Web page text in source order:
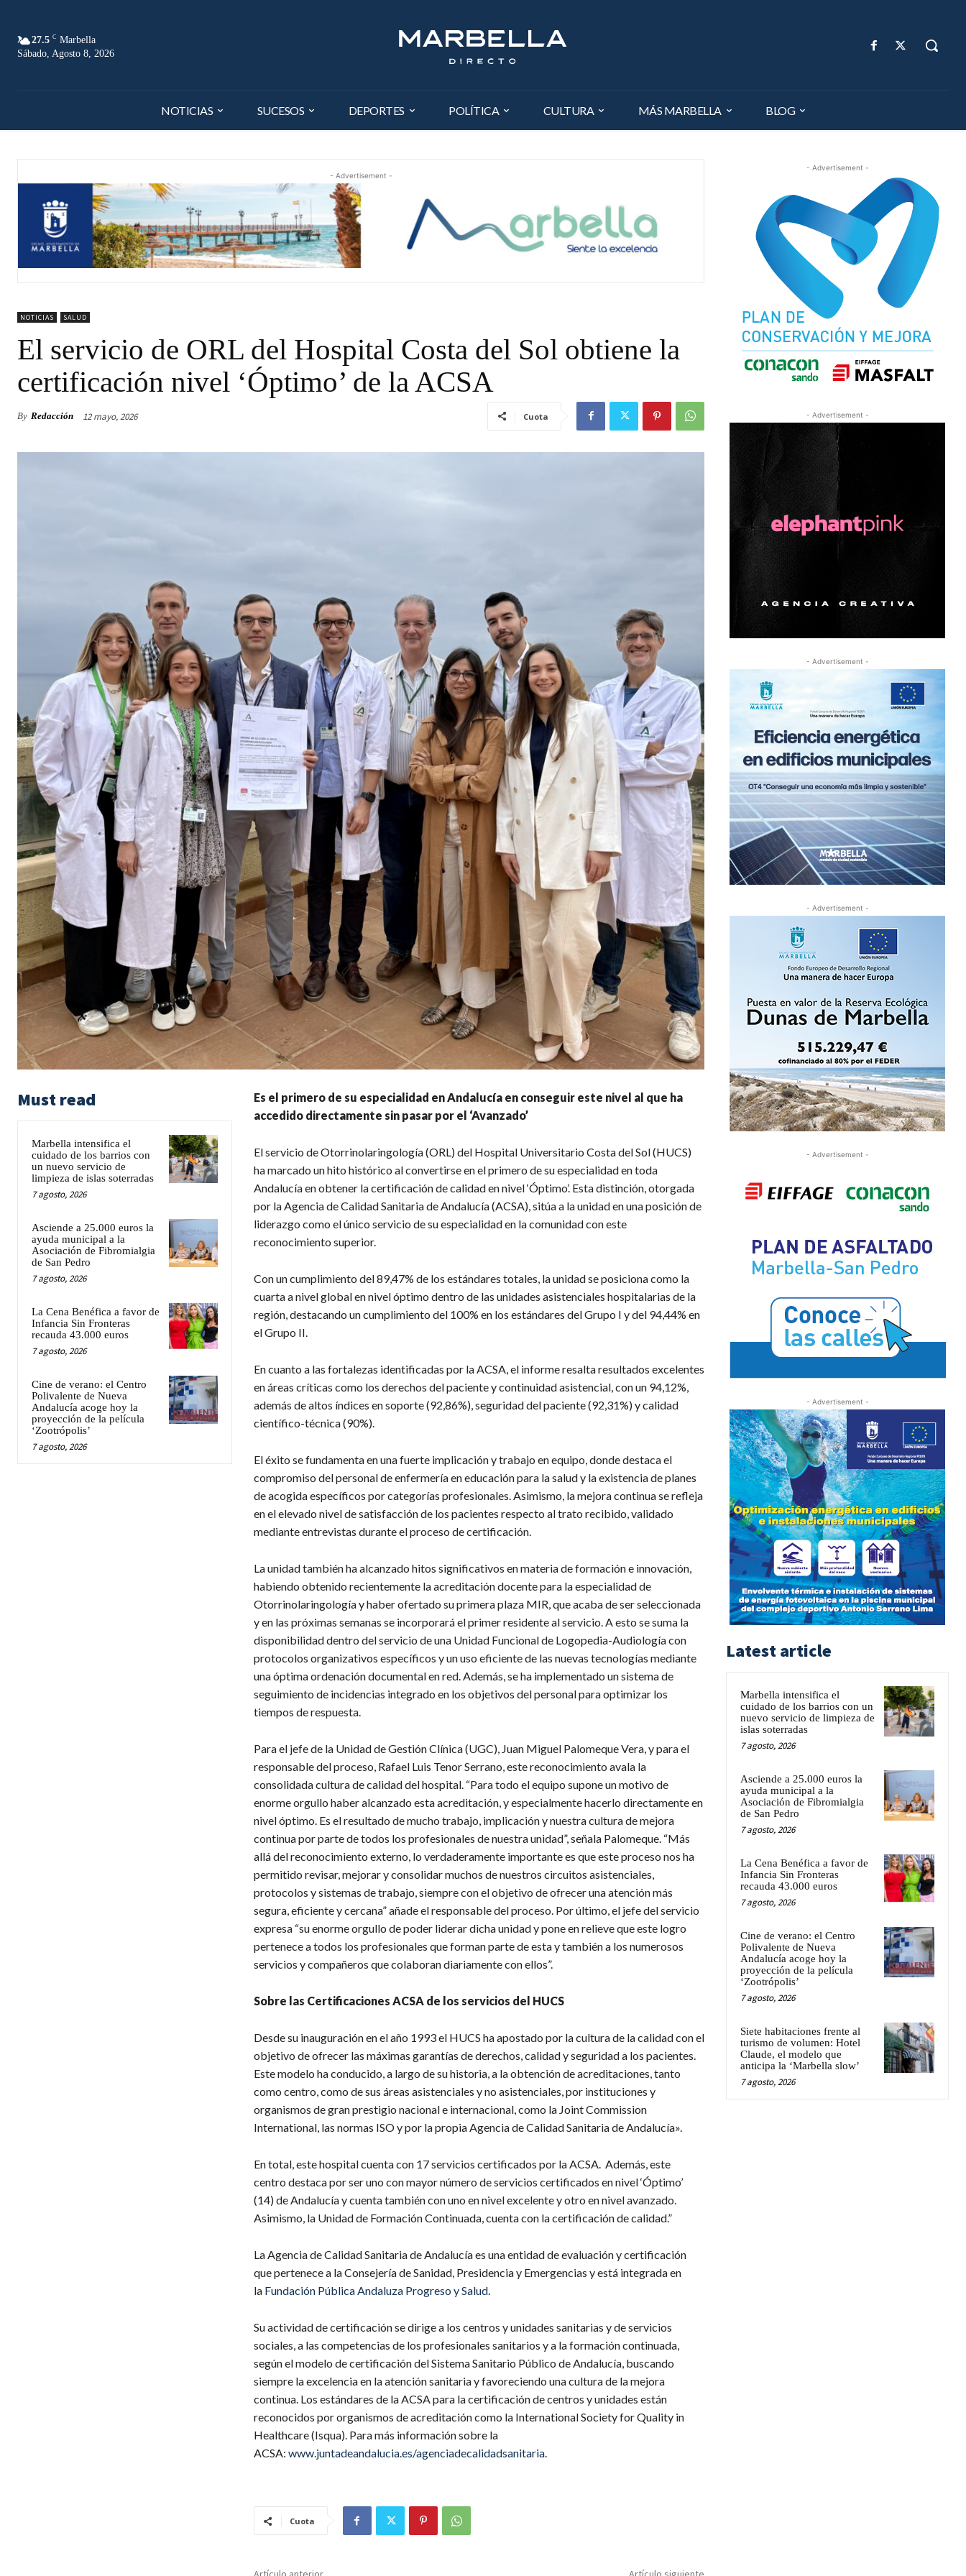
27.5 C Marbella
Sábado, Agosto 8, 2026
NOTICIAS SUCESOS DEPORTES POLÍTICA CULTURA MÁS MARBELLA BLOG
- Advertisement -
NOTICIAS SALUD
El servicio de ORL del Hospital Costa del Sol obtiene la
certificación nivel ‘Óptimo’ de la ACSA
By Redacción 12 mayo, 2026 Cuota
Must read
Marbella intensifica el
cuidado de los barrios con
un nuevo servicio de
limpieza de islas soterradas
7 agosto, 2026
Asciende a 25.000 euros la
ayuda municipal a la
Asociación de Fibromialgia
de San Pedro
7 agosto, 2026
La Cena Benéfica a favor de
Infancia Sin Fronteras
recauda 43.000 euros
7 agosto, 2026
Cine de verano: el Centro
Polivalente de Nueva
Andalucía acoge hoy la
proyección de la película
‘Zootrópolis’
7 agosto, 2026
Es el primero de su especialidad en Andalucía en conseguir este nivel al que ha
accedido directamente sin pasar por el ‘Avanzado’
El servicio de Otorrinolaringología (ORL) del Hospital Universitario Costa del Sol (HUCS)
ha marcado un hito histórico al convertirse en el primero de su especialidad en toda
Andalucía en obtener la certificación de calidad en nivel ‘Óptimo’. Esta distinción, otorgada
por la Agencia de Calidad Sanitaria de Andalucía (ACSA), sitúa a la unidad en una posición de
liderazgo como el único servicio de su especialidad en la comunidad con este
reconocimiento superior.
Con un cumplimiento del 89,47% de los estándares totales, la unidad se posiciona como la
cuarta a nivel global en nivel óptimo dentro de las unidades asistenciales hospitalarias de la
región, destacando un cumplimiento del 100% en los estándares del Grupo I y del 94,44% en
el Grupo II.
En cuanto a las fortalezas identificadas por la ACSA, el informe resalta resultados excelentes
en áreas críticas como los derechos del paciente y continuidad asistencial, con un 94,12%,
además de altos índices en soporte (92,86%), seguridad del paciente (92,31%) y calidad
científico-técnica (90%).
El éxito se fundamenta en una fuerte implicación y trabajo en equipo, donde destaca el
compromiso del personal de enfermería en educación para la salud y la existencia de planes
de acogida específicos por categorías profesionales. Asimismo, la mejora continua se refleja
en el elevado nivel de satisfacción de los pacientes respecto al trato recibido, validado
mediante entrevistas durante el proceso de certificación.
La unidad también ha alcanzado hitos significativos en materia de formación e innovación,
habiendo obtenido recientemente la acreditación docente para la especialidad de
Otorrinolaringología y haber ofertado su primera plaza MIR, que acaba de ser seleccionada
y en las próximas semanas se incorporará el primer residente al servicio. A esto se suma la
disponibilidad dentro del servicio de una Unidad Funcional de Logopedia-Audiología con
protocolos organizativos específicos y un uso eficiente de las nuevas tecnologías mediante
una óptima ordenación documental en red. Además, se ha implementado un sistema de
seguimiento de incidencias integrado en los objetivos del personal para optimizar los
tiempos de respuesta.
Para el jefe de la Unidad de Gestión Clínica (UGC), Juan Miguel Palomeque Vera, y para el
responsable del proceso, Rafael Luis Tenor Serrano, este reconocimiento avala la
consolidada cultura de calidad del hospital. “Para todo el equipo supone un motivo de
enorme orgullo haber alcanzado esta acreditación, y especialmente hacerlo directamente en
nivel óptimo. Es el resultado de mucho trabajo, implicación y nuestra cultura de mejora
continua por parte de todos los profesionales de nuestra unidad”, señala Palomeque. “Más
allá del reconocimiento externo, lo verdaderamente importante es que este proceso nos ha
permitido revisar, mejorar y consolidar muchos de nuestros circuitos asistenciales,
protocolos y sistemas de trabajo, siempre con el objetivo de ofrecer una atención más
segura, eficiente y cercana” añade el responsable del proceso. Por último, el jefe del servicio
expresa “su enorme orgullo de poder liderar dicha unidad y pone en relieve que este logro
pertenece a todos los profesionales que forman parte de esta y también a los numerosos
servicios y compañeros que colaboran diariamente con ellos”.
Sobre las Certificaciones ACSA de los servicios del HUCS
Desde su inauguración en el año 1993 el HUCS ha apostado por la cultura de la calidad con el
objetivo de ofrecer las máximas garantías de derechos, calidad y seguridad a los pacientes.
Este modelo ha conducido, a largo de su historia, a la obtención de acreditaciones, tanto
como centro, como de sus áreas asistenciales y no asistenciales, por instituciones y
organismos de gran prestigio nacional e internacional, como la Joint Commission
International, las normas ISO y por la propia Agencia de Calidad Sanitaria de Andalucía».
En total, este hospital cuenta con 17 servicios certificados por la ACSA. Además, este
centro destaca por ser uno con mayor número de servicios certificados en nivel ‘Óptimo’
(14) de Andalucía y cuenta también con uno en nivel excelente y otro en nivel avanzado.
Asimismo, la Unidad de Formación Continuada, cuenta con la certificación de calidad.”
La Agencia de Calidad Sanitaria de Andalucía es una entidad de evaluación y certificación
que pertenece a la Consejería de Sanidad, Presidencia y Emergencias y está integrada en
la Fundación Pública Andaluza Progreso y Salud.
Su actividad de certificación se dirige a los centros y unidades sanitarias y de servicios
sociales, a las competencias de los profesionales sanitarios y a la formación continuada,
según el modelo de certificación del Sistema Sanitario Público de Andalucía, buscando
siempre la excelencia en la atención sanitaria y favoreciendo una cultura de la mejora
continua. Los estándares de la ACSA para la certificación de centros y unidades están
reconocidos por organismos de acreditación como la International Society for Quality in
Healthcare (Isqua). Para más información sobre la
ACSA: www.juntadeandalucia.es/agenciadecalidadsanitaria.
Cuota
- Advertisement -
- Advertisement -
- Advertisement -
- Advertisement -
- Advertisement -
- Advertisement -
Latest article
Marbella intensifica el
cuidado de los barrios con un
nuevo servicio de limpieza de
islas soterradas
7 agosto, 2026
Asciende a 25.000 euros la
ayuda municipal a la
Asociación de Fibromialgia
de San Pedro
7 agosto, 2026
La Cena Benéfica a favor de
Infancia Sin Fronteras
recauda 43.000 euros
7 agosto, 2026
Cine de verano: el Centro
Polivalente de Nueva
Andalucía acoge hoy la
proyección de la película
‘Zootrópolis’
7 agosto, 2026
Siete habitaciones frente al
turismo de volumen: Hotel
Claude, el modelo que
anticipa la ‘Marbella slow’
7 agosto, 2026